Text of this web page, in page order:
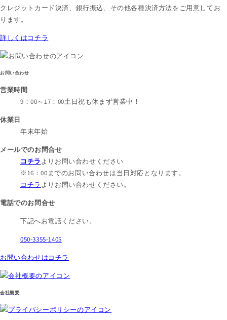
クレジットカード決済、銀行振込、その他各種決済方法をご用意してお
ります。
詳しくはコチラ
お問い合わせ
営業時間
9：00～17：00土日祝も休まず営業中！
休業日
年末年始
メールでのお問合せ
コチラよりお問い合わせください
※16：00までのお問い合わせは当日対応となります。
コチラ よりお問い合わせください。
電話でのお問合せ
下記へお電話ください。
050-3355-1405
お問い合わせはコチラ
会社概要